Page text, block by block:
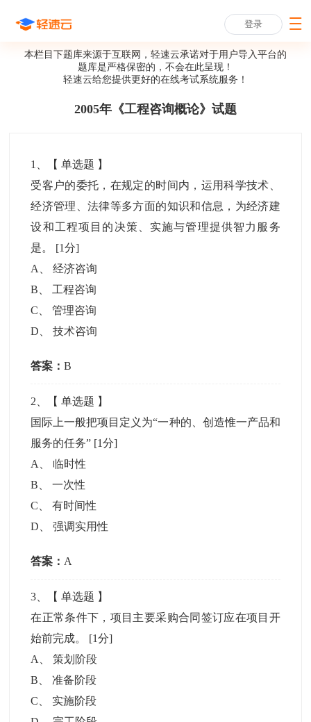
登录
本栏目下题库来源于互联网，轻速云承诺对于用户导入平台的
题库是严格保密的，不会在此呈现！
轻速云给您提供更好的在线考试系统服务！
2005年《工程咨询概论》试题
1 、【单选题 】
受客户的委托，在规定的时间内，运用科学技术、
经济管理、法律等多方面的知识和信息，为经济建
设和工程项目的决策、实施与管理提供智力服务
是。 [1分]
A
、经济咨询
B
工程咨询
C 、管理咨询
D 、技术咨询
答案：B
2 、【单选题 】
国际上一般把项目定义为“一种的、创造惟一产品和
服务的任务” [1分]
A
临时性
B 、一次性
C 、有时间性
D 、强调实用性
答案： A
3 、【单选题 】
在正常条件下，项目主要采购合同签订应在项目开
始前完成。 [1分]
A
、策划阶段
B 、准备阶段
C
实施阶段